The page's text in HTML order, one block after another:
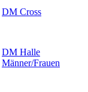
DM Cross
DM Halle
Männer/Frauen